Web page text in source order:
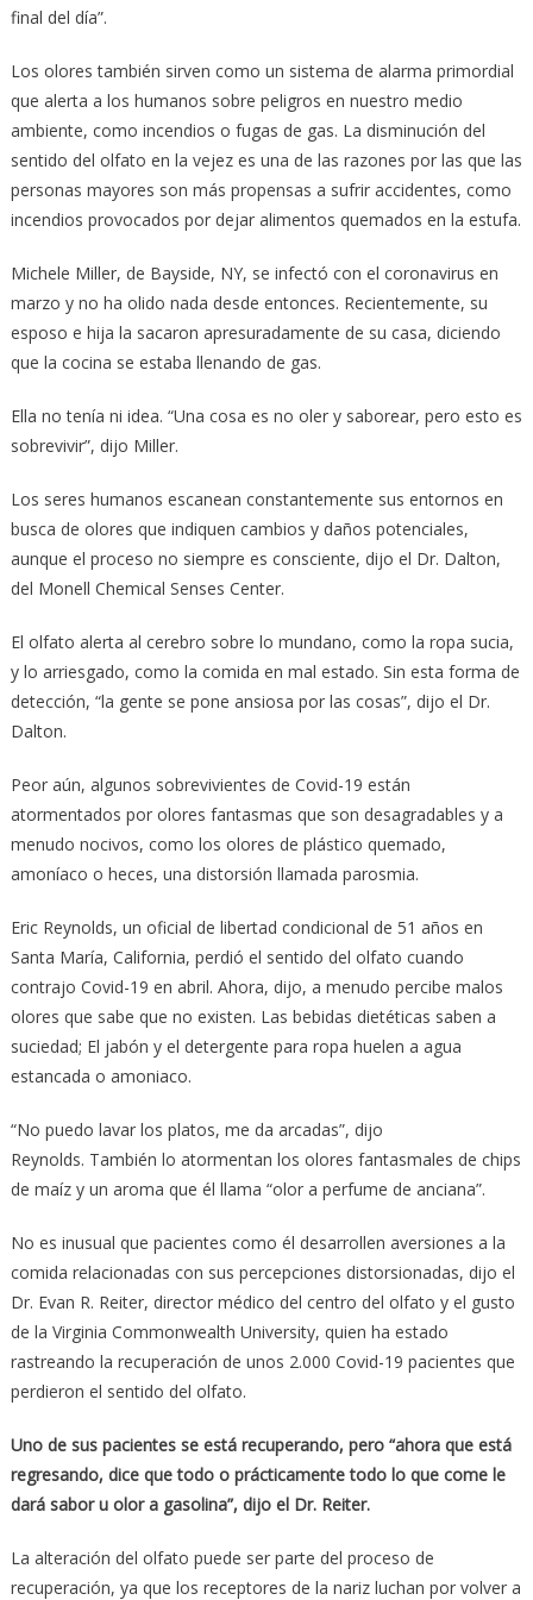
final del día”.
Los olores también sirven como un sistema de alarma primordial
que alerta a los humanos sobre peligros en nuestro medio
ambiente, como incendios o fugas de gas. La disminución del
sentido del olfato en la vejez es una de las razones por las que las
personas mayores son más propensas a sufrir accidentes, como
incendios provocados por dejar alimentos quemados en la estufa.
Michele Miller, de Bayside, NY, se infectó con el coronavirus en
marzo y no ha olido nada desde entonces. Recientemente, su
esposo e hija la sacaron apresuradamente de su casa, diciendo
que la cocina se estaba llenando de gas.
Ella no tenía ni idea. “Una cosa es no oler y saborear, pero esto es
sobrevivir”, dijo Miller.
Los seres humanos escanean constantemente sus entornos en
busca de olores que indiquen cambios y daños potenciales,
aunque el proceso no siempre es consciente, dijo el Dr. Dalton,
del Monell Chemical Senses Center.
El olfato alerta al cerebro sobre lo mundano, como la ropa sucia,
y lo arriesgado, como la comida en mal estado. Sin esta forma de
detección, “la gente se pone ansiosa por las cosas”, dijo el Dr.
Dalton.
Peor aún, algunos sobrevivientes de Covid-19 están
atormentados por olores fantasmas que son desagradables y a
menudo nocivos, como los olores de plástico quemado,
amoníaco o heces, una distorsión llamada parosmia.
Eric Reynolds, un oficial de libertad condicional de 51 años en
Santa María, California, perdió el sentido del olfato cuando
contrajo Covid-19 en abril. Ahora, dijo, a menudo percibe malos
olores que sabe que no existen. Las bebidas dietéticas saben a
suciedad; El jabón y el detergente para ropa huelen a agua
estancada o amoniaco.
“No puedo lavar los platos, me da arcadas”, dijo
Reynolds. También lo atormentan los olores fantasmales de chips
de maíz y un aroma que él llama “olor a perfume de anciana”.
No es inusual que pacientes como él desarrollen aversiones a la
comida relacionadas con sus percepciones distorsionadas, dijo el
Dr. Evan R. Reiter, director médico del centro del olfato y el gusto
de la Virginia Commonwealth University, quien ha estado
rastreando la recuperación de unos 2.000 Covid-19 pacientes que
perdieron el sentido del olfato.
Uno de sus pacientes se está recuperando, pero “ahora que está
regresando, dice que todo o prácticamente todo lo que come le
dará sabor u olor a gasolina”, dijo el Dr. Reiter.
La alteración del olfato puede ser parte del proceso de
recuperación, ya que los receptores de la nariz luchan por volver a